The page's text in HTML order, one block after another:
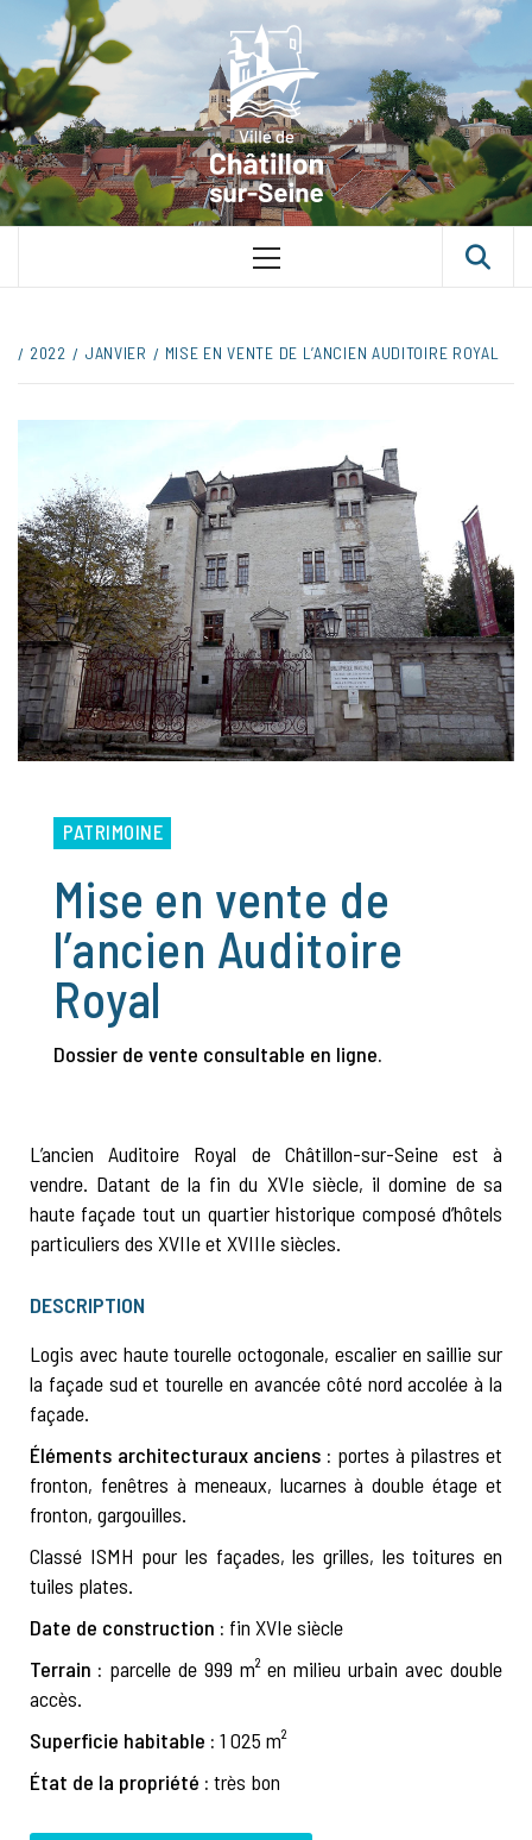
VILLE
SUR-SEINE
UNE VILLE DANS UN PARC
2022 JANVIER MISE EN VENTE DE L’ANCIEN AUDITOIRE ROYAL
PATRIMOINE
Mise en vente de
l’ancien Auditoire
Royal
Dossier de vente consultable en ligne.
L’ancien Auditoire Royal de Châtillon-sur-Seine est à
vendre. Datant de la fin du XVIe siècle, il domine de sa
haute façade tout un quartier historique composé d’hôtels
particuliers des XVIIe et XVIIIe siècles.
DESCRIPTION
Logis avec haute tourelle octogonale, escalier en saillie sur
la façade sud et tourelle en avancée côté nord accolée à la
façade.
Éléments architecturaux anciens : portes à pilastres et
fronton, fenêtres à meneaux, lucarnes à double étage et
fronton, gargouilles.
Classé ISMH pour les façades, les grilles, les toitures en
tuiles plates.
Date de construction : fin XVIe siècle
Terrain : parcelle de 999 m² en milieu urbain avec double
accès.
Superficie habitable : 1 025 m²
État de la propriété : très bon